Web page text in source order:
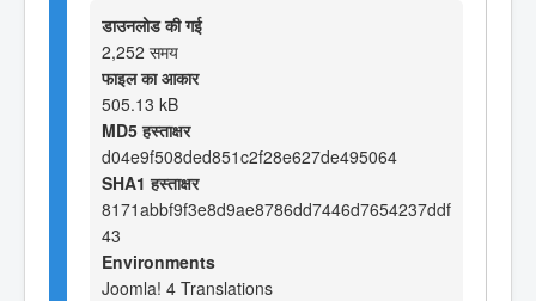
डाउनलोड की गई
2,252 समय
फाइल का आकार
505.13 kB
MD5 हस्ताक्षर
d04e9f508ded851c2f28e627de495064
SHA1 हस्ताक्षर
8171abbf9f3e8d9ae8786dd7446d7654237ddf
43
Environments
Joomla! 4 Translations